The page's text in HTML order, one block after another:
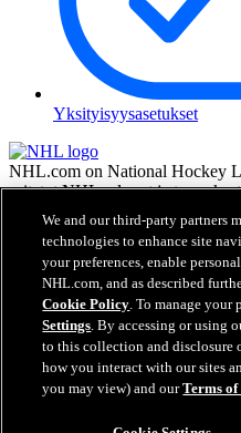
Yksityisyysasetukset
NHL.com on National Hockey
esitetyt NHL:n logot ja
tunnukset ovat NHL:n ja sen
toisintaa ilman NHL
Kaikki oikeudet pidätetään.
nimillä ja numeroilla varustetut
NHLPA:n lisenssin alla.
rakenne ovat rekisteröityjä
Zamboni & Co., Inc. © Frank
oikeudet pidätetään. Kaikki
tavaramerkit ja tekijänoikeudet
Kaikki oikeudet pidätetään.
We and our third-party partners
technologies to enhance site
your preferences, enable
NHL.com, and as described
Cookie Policy. To manage your
Settings. By accessing or using
to this collection and
how you interact with our sites
you may view) and ourTerms of